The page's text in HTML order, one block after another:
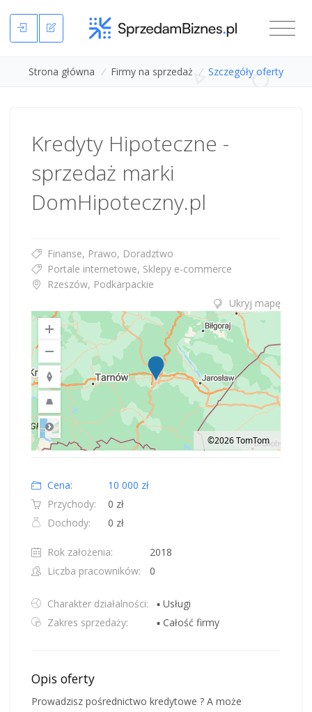
Strona główna / Firmy na sprzedaż / Szczegóły oferty
Kredyty Hipoteczne -
sprzedaż marki
DomHipoteczny.pl
Finanse, Prawo, Doradztwo
Portale internetowe, Sklepy e-commerce
Rzeszów, Podkarpackie
Ukryj mapę
Road
©2026 TomTom
Cena:
10 000 zł
Przychody:
0 zł
Dochody:
0 zł
Rok założenia:
2018
Liczba pracowników:
0
Charakter działalności:
▪ Usługi
Zakres sprzedaży:
▪ Całość firmy
Opis oferty
Prowadzisz pośrednictwo kredytowe ? A może